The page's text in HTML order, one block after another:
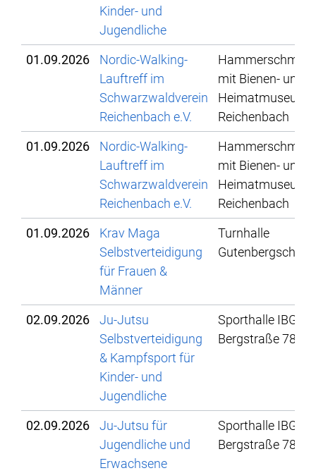
Kinder- und
Jugendliche
01.09.2026
Nordic-Walking-
Lauftreff im
Schwarzwaldverein
Reichenbach e.V.
mit Bienen- und
Heimatmuseum
Reichenbach
01.09.2026
Nordic-Walking-
Lauftreff im
Schwarzwaldverein
Reichenbach e.V.
mit Bienen- und
Heimatmuseum
Reichenbach
01.09.2026
Krav Maga
Selbstverteidigung
für Frauen &
Männer
Turnhalle
Gutenbergschule
02.09.2026
Ju-Jutsu
Selbstverteidigung
& Kampfsport für
Kinder- und
Jugendliche
Sporthalle IBG,
Bergstraße 78
02.09.2026
Ju-Jutsu für
Jugendliche und
Erwachsene
Sporthalle IBG,
Bergstraße 78